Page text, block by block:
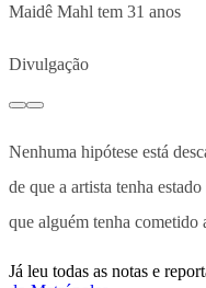
Maidê Mahl tem 31 anos
Divulgação
Nenhuma hipótese está
de que a artista tenha
que alguém tenha cometido
Já leu todas as notas e